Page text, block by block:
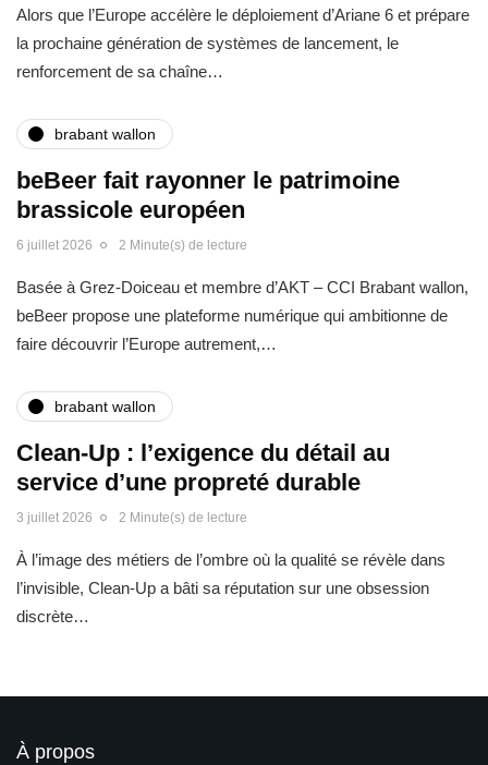
Alors que l’Europe accélère le déploiement d’Ariane 6 et prépare
la prochaine génération de systèmes de lancement, le
renforcement de sa chaîne…
brabant wallon
beBeer fait rayonner le patrimoine
brassicole européen
6 juillet 2026 2 Minute(s) de lecture
Basée à Grez-Doiceau et membre d’AKT – CCI Brabant wallon,
beBeer propose une plateforme numérique qui ambitionne de
faire découvrir l’Europe autrement,…
brabant wallon
Clean-Up : l’exigence du détail au
service d’une propreté durable
3 juillet 2026 2 Minute(s) de lecture
À l’image des métiers de l’ombre où la qualité se révèle dans
l’invisible, Clean-Up a bâti sa réputation sur une obsession
discrète…
À propos